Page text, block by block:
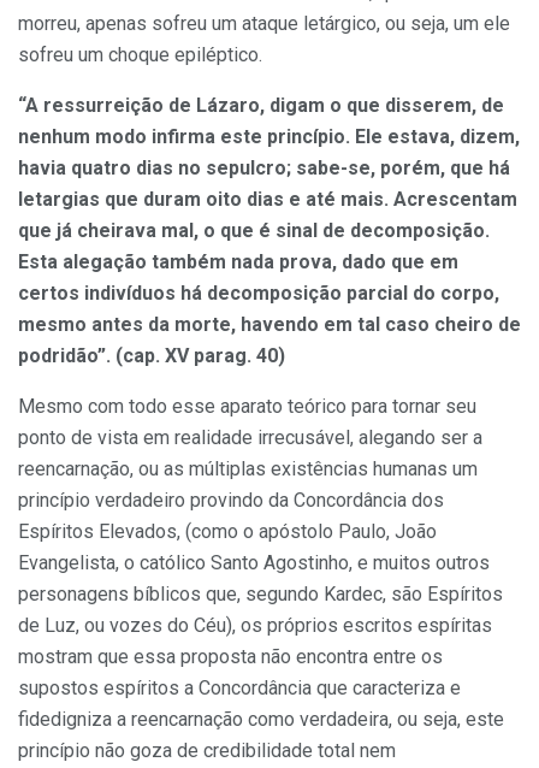
morreu, apenas sofreu um ataque letárgico, ou seja, um ele
sofreu um choque epiléptico.
“A ressurreição de Lázaro, digam o que disserem, de
nenhum modo infirma este princípio. Ele estava, dizem,
havia quatro dias no sepulcro; sabe-se, porém, que há
letargias que duram oito dias e até mais. Acrescentam
que já cheirava mal, o que é sinal de decomposição.
Esta alegação também nada prova, dado que em
certos indivíduos há decomposição parcial do corpo,
mesmo antes da morte, havendo em tal caso cheiro de
podridão”. (cap. XV parag. 40)
Mesmo com todo esse aparato teórico para tornar seu
ponto de vista em realidade irrecusável, alegando ser a
reencarnação, ou as múltiplas existências humanas um
princípio verdadeiro provindo da Concordância dos
Espíritos Elevados, (como o apóstolo Paulo, João
Evangelista, o católico Santo Agostinho, e muitos outros
personagens bíblicos que, segundo Kardec, são Espíritos
de Luz, ou vozes do Céu), os próprios escritos espíritas
mostram que essa proposta não encontra entre os
supostos espíritos a Concordância que caracteriza e
fidedigniza a reencarnação como verdadeira, ou seja, este
princípio não goza de credibilidade total nem